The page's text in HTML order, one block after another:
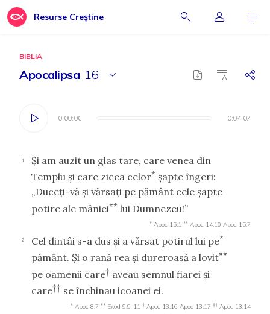
Resurse Creștine
BIBLIA
Apocalipsa 16
0:00:00 0:04:07
0:00:00 0:04:07
1
Şi am auzit un glas tare, care venea din
Templu şi care zicea celor* şapte îngeri:
„Duceţi-vă şi vărsaţi pe pământ cele şapte
potire ale mâniei** lui Dumnezeu!”
* Apoc 15:1 ** Apoc 14:10 Apoc 15:7
2 Cel dintâi s-a dus şi a vărsat potirul lui pe*
pământ. Şi o rană rea şi dureroasă a lovit**
pe oamenii care† aveau semnul fiarei şi
care†† se închinau icoanei ei.
* Apoc 8:7 ** Exod 9:9-11 † Apoc 13:16 Apoc 13:17 †† Apoc 13:14